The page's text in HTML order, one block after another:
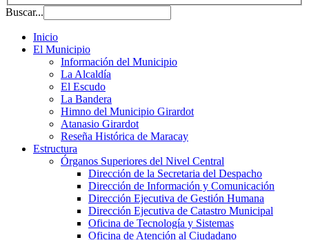
Buscar...
Inicio
El Municipio
Información del Municipio
La Alcaldía
El Escudo
La Bandera
Himno del Municipio Girardot
Atanasio Girardot
Reseña Histórica de Maracay
Estructura
Órganos Superiores del Nivel Central
Dirección de la Secretaria del Despacho
Dirección de Información y Comunicación
Dirección Ejecutiva de Gestión Humana
Dirección Ejecutiva de Catastro Municipal
Oficina de Tecnología y Sistemas
Oficina de Atención al Ciudadano